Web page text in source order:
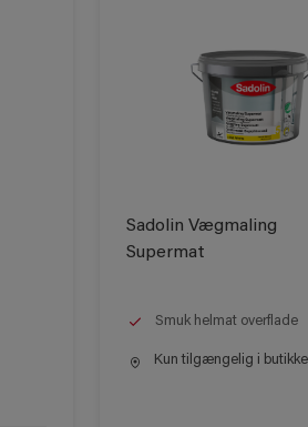
Sadolin Vægmaling
Supermat
Smuk helmat overflade
Kun tilgængelig i